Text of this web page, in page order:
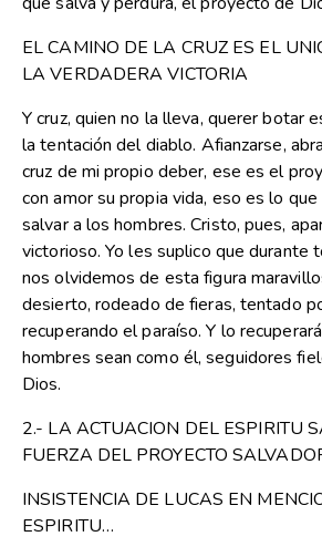
EL CAMINO DE LA CRUZ ES EL
LA VERDADERA VICTORIA
Y cruz, quien no la lleva, querer botar
la tentación del diablo. Afianzarse,
cruz de mi propio deber, ese es el
con amor su propia vida, eso es lo
salvar a los hombres. Cristo, pues,
victorioso. Yo les suplico que durante
nos olvidemos de esta figura
desierto, rodeado de fieras, tentado
recuperando el paraíso. Y lo
hombres sean como él, seguidores
Dios.
2.- LA ACTUACION DEL ESPIRITU
FUERZA DEL PROYECTO
INSISTENCIA DE LUCAS EN
ESPIRITU…